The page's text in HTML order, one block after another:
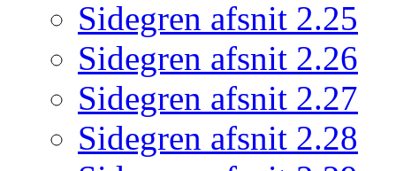
Sidegren afsnit 2.25
Sidegren afsnit 2.26
Sidegren afsnit 2.27
Sidegren afsnit 2.28